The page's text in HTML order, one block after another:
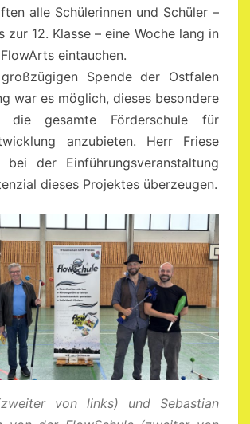
alle Schülerinnen und Schüler –
zur 12. Klasse – eine Woche lang in
eintauchen.
Spende der Ostfalen
war es möglich, dieses besondere
die gesamte Förderschule für
anzubieten. Herr Friese
der Einführungsveranstaltung
dieses Projektes überzeugen.
von links) und Sebastian